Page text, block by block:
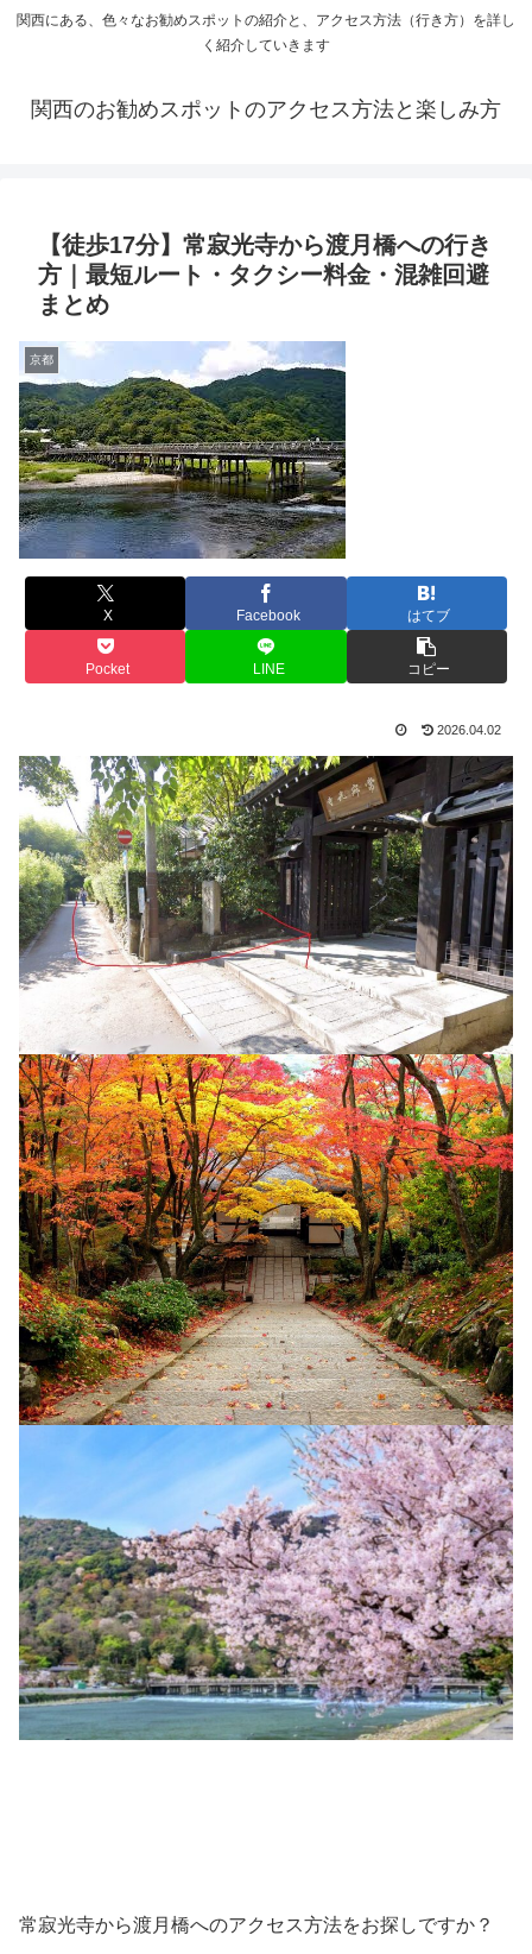
関西にある、色々なお勧めスポットの紹介と、アクセス方法（行き方）を詳し
く紹介していきます
関西のお勧めスポットのアクセス方法と楽しみ方
【徒歩17分】常寂光寺から渡月橋への行き
方｜最短ルート・タクシー料金・混雑回避
まとめ
京都
X Facebook はてブ
Pocket LINE コピー
2026.04.02
常寂光寺から渡月橋へのアクセス方法をお探しですか？